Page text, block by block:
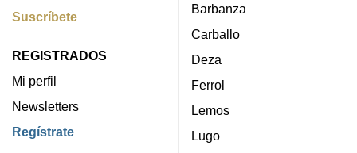
Suscríbete
REGISTRADOS
Mi perfil
Newsletters
Regístrate
Barbanza
Carballo
Deza
Ferrol
Lemos
Lugo